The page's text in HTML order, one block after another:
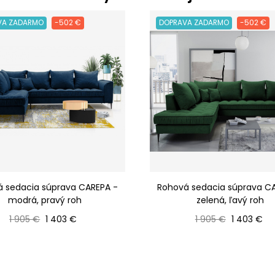
ZADARMO -502 €
sedacia súprava CAREPA -
modrá, pravý roh
Bežná cena
1 905 € Cena
1 403 €
DOPRAVA ZADARMO -502 €
Rohová sedacia súprava
zelená, ľavý roh
Bežná cena
1 905 € Cena
1 403 €